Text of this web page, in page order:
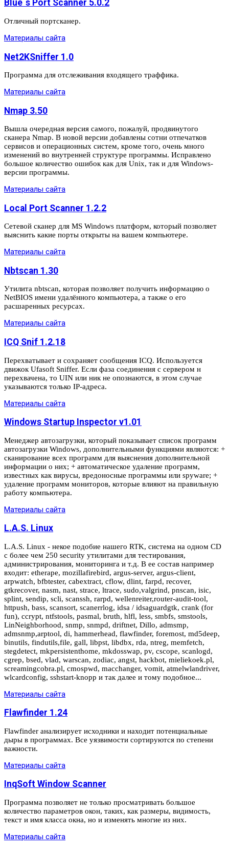
Blue`s Port Scanner 5.0.2
Отличный портсканер.
Материалы сайта
Net2KSniffer 1.0
Программа для отслеживания входящего траффика.
Материалы сайта
Nmap 3.50
Вышла очередная версия самого, пожалуй, продвинутого
сканера Nmap. В новой версии добавлены сотни отпечатков
сервисов и операционных систем, кроме того, очень много
изменений во внутренней структуре программы. Исправлено
большое количество ошибок как для Unix, так и для Windows-
версии программы.
Материалы сайта
Local Port Scanner 1.2.2
Сетевой сканер для MS Windows платформ, который позволяет
выяснить какие порты открыты на вашем компьютере.
Материалы сайта
Nbtscan 1.30
Утилита nbtscan, которая позволяет получить информацию о
NetBIOS имени удалённого компьютера, а также о его
расшаренных ресурсах.
Материалы сайта
ICQ Snif 1.2.18
Перехватывает и сохраняет сообщения ICQ. Используется
движок Ufasoft Sniffer. Если фаза соединения с сервером н
перехвачена, то UIN или ник не опознаются, в этом случае
указываются только IP-адреса.
Материалы сайта
Windows Startup Inspector v1.01
Менеджер автозагрузки, который показывает список программ
автозагрузки Windows, дополнительными функциями являются: +
сканирование всех программ для выяснения дополнительной
информации о них; + автоматическое удаление программ,
известных как вирусы, вредоносные программы или spyware; +
удаление программ мониторов, которые влияют на правильную
работу компьютера.
Материалы сайта
L.A.S. Linux
L.A.S. Linux - некое подобие нашего RTK, система на одном CD
с более чем 250 security утилитами для тестирования,
администрирования, мониторинга и т.д. В ее состав например
входит: etherape, mozillafirebird, argus-server, argus-client,
arpwatch, bfbtester, cabextract, cflow, dlint, farpd, recover,
gtkrecover, nasm, nast, strace, ltrace, sudo,valgrind, pnscan, isic,
splint, sendip, scli, scanssh, rarpd, wellenreiter,router-audit-tool,
httpush, bass, scansort, scanerrlog, idsa / idsaguardgtk, crank (for
fun), ccrypt, ntfstools, pasmal, bruth, hlfl, less, smbfs, smstools,
LinNeighborhood, snmp, snmpd, driftnet, Dillo, admsmp,
admsnmp,arptool, di, hammerhead, flawfinder, foremost, md5deep,
binutils, findutils,file, gall, libpst, libdbx, rda, ntreg, memfetch,
stegdetect, mkpersistenthome, mkdosswap, pv, cscope, scanlogd,
cgrep, bsed, vlad, warscan, zodiac, angst, hackbot, mieliekoek.pl,
screamingcobra.pl, cmospwd, macchanger, vomit, atmelwlandriver,
wlcardconfig, sshstart-knopp и так далее и тому подобное...
Материалы сайта
Flawfinder 1.24
Flawfinder анализирует исходники и находит потенциальные
дыры в программах. Все уязвимости сортируются по степени
важности.
Материалы сайта
InqSoft Window Scanner
Программа позволяет не только просматривать большое
количество параметров окон, таких, как размеры, видимость,
текст и имя класса окна, но и изменять многие из них.
Материалы сайта